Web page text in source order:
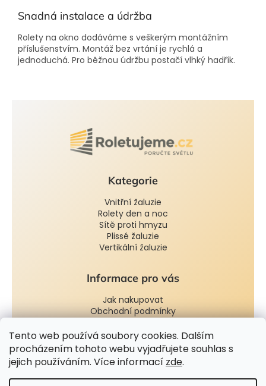
Tento web používá soubory cookies. Dalším
procházením tohoto webu vyjadřujete souhlas s
jejich používáním. Více informací zde.
Snadná instalace a údržba
Rolety na okno dodáváme s veškerým montážním
příslušenstvím. Montáž bez vrtání je rychlá a
jednoduchá. Pro běžnou údržbu postačí vlhký hadřík.
Kategorie
Vnitřní žaluzie
Rolety den a noc
Sítě proti hmyzu
Plissé žaluzie
Vertikální žaluzie
Informace pro vás
Jak nakupovat
Obchodní podmínky
Kontakt